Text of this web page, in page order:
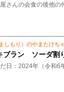
さんの会食の後他の
しもり）のやまたけち
ブラン ソーダ割
だ日：2024年（令和6